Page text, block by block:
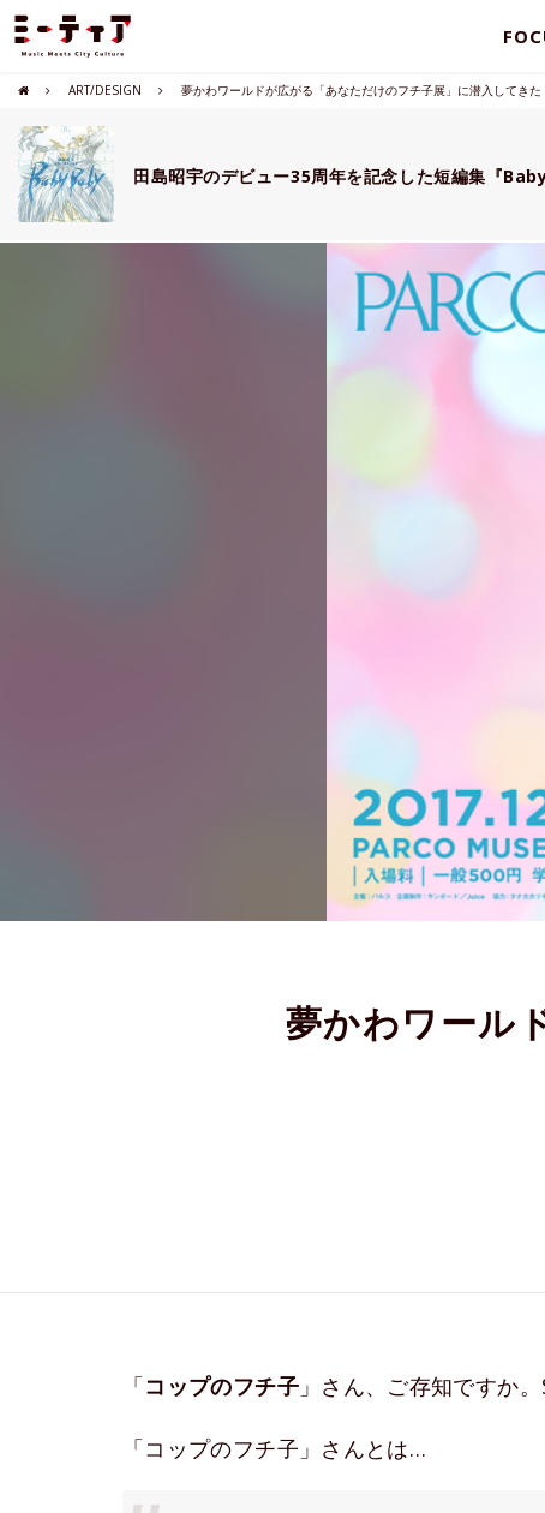
ART/DESIGN 夢かわワールドが広がる「あなただけのフチ子展」に潜入してきた
田島昭宇のデビュー35周年を記念した短編集『
夢かわワール
「コップのフチ子」さん、ご存知ですか。
「コップのフチ子」さんとは…